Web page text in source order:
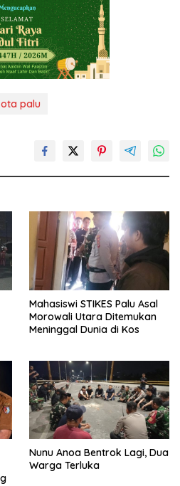
palu
Mahasiswi STIKES Palu Asal
Morowali Utara Ditemukan
Meninggal Dunia di Kos
Nunu Anoa Bentrok Lagi, Dua
Warga Terluka